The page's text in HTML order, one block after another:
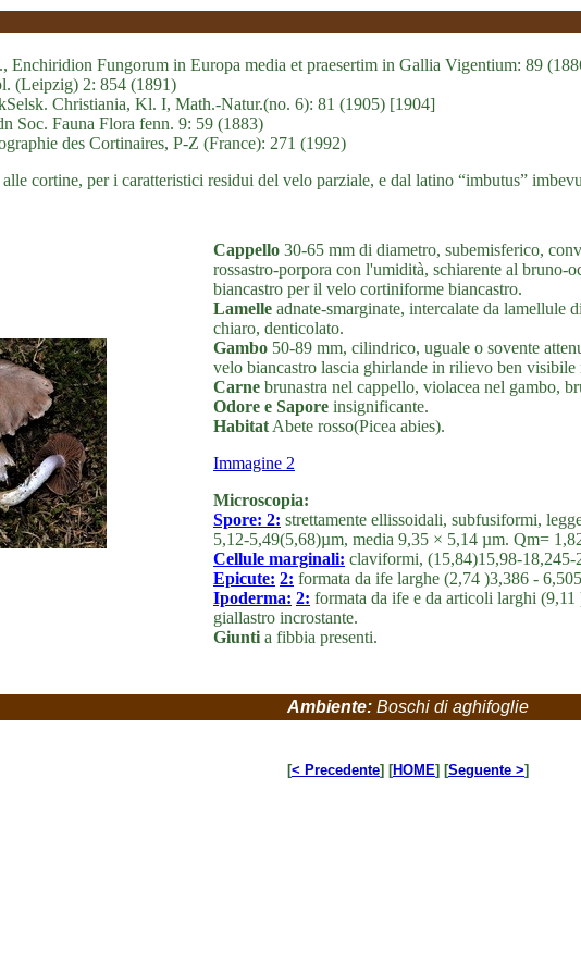
Enchiridion Fungorum in Europa media et praesertim in Gallia Vigentium: 89
(Leipzig) 2: 854 (1891)
Christiania, Kl. I, Math.-Natur.(no. 6): 81 (1905) [1904]
Soc. Fauna Flora fenn. 9: 59 (1883)
des Cortinaires, P-Z (France): 271 (1992)
cortine, per i caratteristici residui del velo parziale, e dal latino “imbutus”
Cappello 30-65 mm di diametro, subemisferico,
rossastro-porpora con l'umidità, schiarente al bruno-
biancastro per il velo cortiniforme biancastro.
Lamelle adnate-smarginate, intercalate da
chiaro, denticolato.
Gambo 50-89 mm, cilindrico, uguale o sovente
velo biancastro lascia ghirlande in rilievo ben visibile
Carne brunastra nel cappello, violacea nel gambo,
Odore e Sapore insignificante.
Habitat Abete rosso(Picea abies).
Immagine 2
Microscopia:
Spore: 2: strettamente ellissoidali, subfusiformi,
5,12-5,49(5,68)µm, media 9,35 × 5,14 µm. Qm=
Cellule marginali: claviformi, (15,84)15,98-
Epicute: 2: formata da ife larghe (2,74 )3,386 -
Ipoderma: 2: formata da ife e da articoli larghi
giallastro incrostante.
Giunti a fibbia presenti.
Ambiente: Boschi di aghifoglie
[< Precedente] [HOME] [Seguente >]